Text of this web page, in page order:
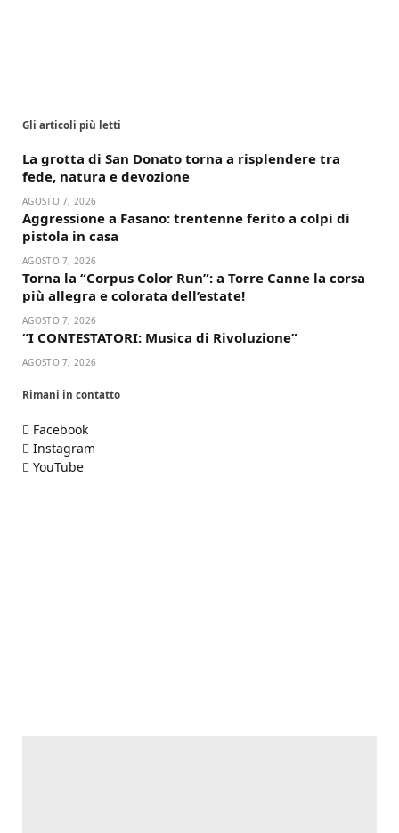
Gli articoli più letti
La grotta di San Donato torna a risplendere tra
fede, natura e devozione
AGOSTO 7, 2026
Aggressione a Fasano: trentenne ferito a colpi di
pistola in casa
AGOSTO 7, 2026
Torna la “Corpus Color Run”: a Torre Canne la corsa
più allegra e colorata dell’estate!
AGOSTO 7, 2026
“I CONTESTATORI: Musica di Rivoluzione”
AGOSTO 7, 2026
Rimani in contatto
Facebook
Instagram
YouTube